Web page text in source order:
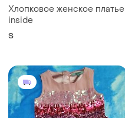
Хлопковое женское платье
inside
S